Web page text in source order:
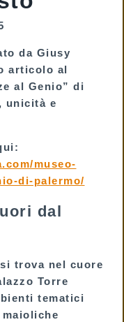
da Giusy
articolo al
al Genio” di
unicità e
museo-
di-palermo/
dal
trova nel cuore
Torre
tematici